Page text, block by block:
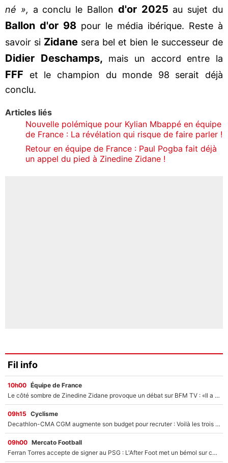
né », a conclu le Ballon d'or 2025 au sujet du
Ballon d'or 98 pour le média ibérique. Reste à
savoir si Zidane sera bel et bien le successeur de
Didier Deschamps, mais un accord entre la
FFF
et le champion du monde 98 serait déjà
conclu.
Articles liés
Nouvelle polémique pour Kylian Mbappé en équipe
de France : La révélation qui risque de faire parler !
Retour en équipe de France : Paul Pogba fait déjà
un appel du pied à Zinedine Zidane !
Fil info
10h00 Équipe de France
Le côté sombre de Zinedine Zidane provoque un débat sur BFM TV : «Il a pris 14 cartons rouges»
09h15 Cyclisme
Decathlon-CMA CGM augmente son budget pour recruter : Voilà les trois premiers coureurs qui font rejoindre Paul Seixas en 2027 !
09h00 Mercato Football
Ferran Torres accepte de signer au PSG : L'After Foot met un bémol sur ce transfert, le champion du monde va couter trop cher ?